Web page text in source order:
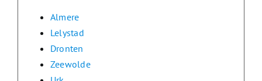
Almere
Lelystad
Dronten
Zeewolde